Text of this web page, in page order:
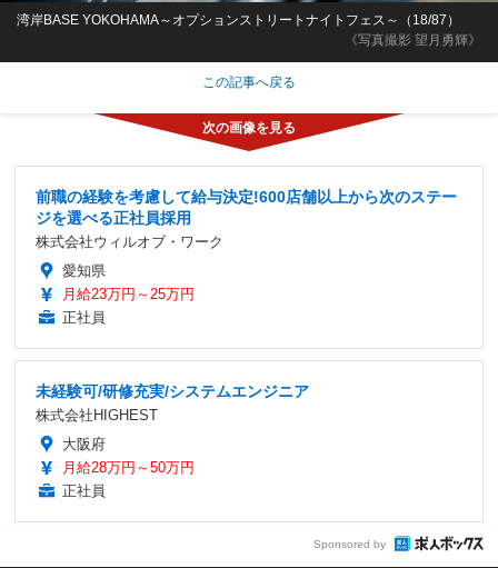
《写真撮影 望月勇輝》
湾岸BASE YOKOHAMA～オプションストリートナイトフェス～（18/87）
この記事へ戻る
前職の経験を考慮して給与決定!600店舗以上から次のステー
ジを選べる正社員採用
株式会社ウィルオブ・ワーク
愛知県
月給23万円～25万円
正社員
未経験可/研修充実/システムエンジニア
株式会社HIGHEST
大阪府
月給28万円～50万円
正社員
Sponsored by